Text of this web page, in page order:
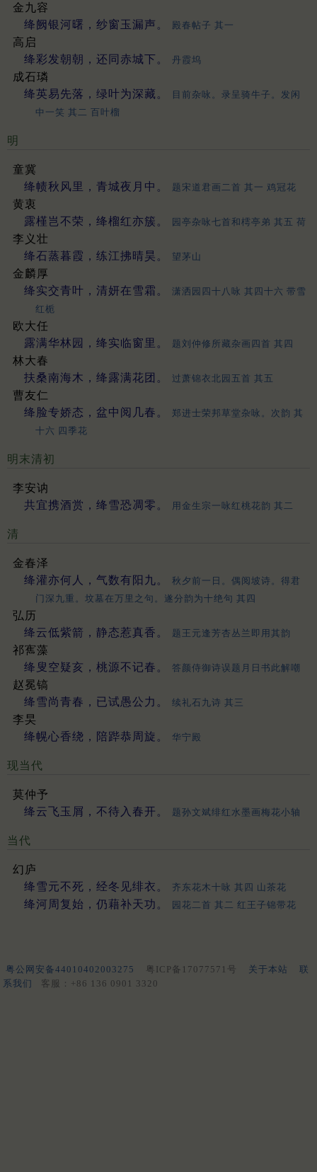
金九容
绛阙银河曙，纱窗玉漏声。
殿春帖子 其一
高启
绛彩发朝朝，还同赤城下。
丹霞坞
成石璘
绛英易先落，绿叶为深藏。
目前杂咏。录呈骑牛子。发闲
中一笑 其二 百叶榴
明
童冀
绛帻秋风里，青城夜月中。
题宋道君画二首 其一 鸡冠花
黄衷
露槿岂不荣，绛榴红亦簇。
园亭杂咏七首和樗亭弟 其五 荷
李义壮
绛石蒸暮霞，练江拂晴昊。
望茅山
金麟厚
绛实交青叶，清妍在雪霜。
潇洒园四十八咏 其四十六 带雪
红栀
欧大任
露满华林园，绛实临窗里。
题刘仲修所藏杂画四首 其四
林大春
扶桑南海木，绛露满花团。
过萧锦衣北园五首 其五
曹友仁
绛脸专娇态，盆中阅几春。
郑进士荣邦草堂杂咏。次韵 其
十六 四季花
明末清初
李安讷
共宜携酒赏，绛雪恐凋零。
用金生宗一咏红桃花韵 其二
清
金春泽
绛灌亦何人，气数有阳九。
秋夕前一日。偶阅坡诗。得君
门深九重。坟墓在万里之句。遂分韵为十绝句 其四
弘历
绛云低紫箭，静态惹真香。
题王元逢芳杏丛兰即用其韵
祁寯藻
绛叟空疑亥，桃源不记春。
答颜侍御诗误题月日书此解嘲
赵冕镐
绛雪尚青春，已试愚公力。
续礼石九诗 其三
李旲
绛幌心香绕，陪跸恭周旋。
华宁殿
现当代
莫仲予
绛云飞玉屑，不待入春开。
题孙文斌绯红水墨画梅花小轴
当代
幻庐
绛雪元不死，经冬见绯衣。
齐东花木十咏 其四 山茶花
绛河周复始，仍藉补天功。 园花二首 其二 红王子锦带花
粤公网安备44010402003275 粤ICP备17077571号 关于本站
联
系我们
客服：+86 136 0901 3320